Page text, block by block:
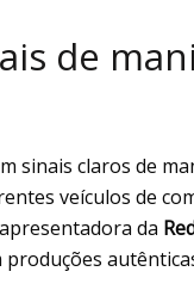
de
sinais claros de
veículos de
da